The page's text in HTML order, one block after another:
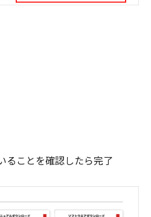
ることを確認したら完了